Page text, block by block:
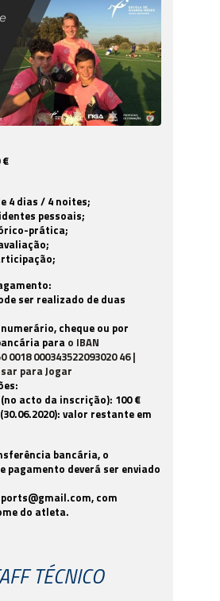
€
4 dias / 4 noites;
pessoais;
prática;
ser realizado de duas
cheque ou por
para o IBAN
000343522093020 46 |
para Jogar
acto da inscrição): 100 €
valor restante em
bancária, o
pagamento deverá ser enviado
, com
do atleta.
TÉCNICO